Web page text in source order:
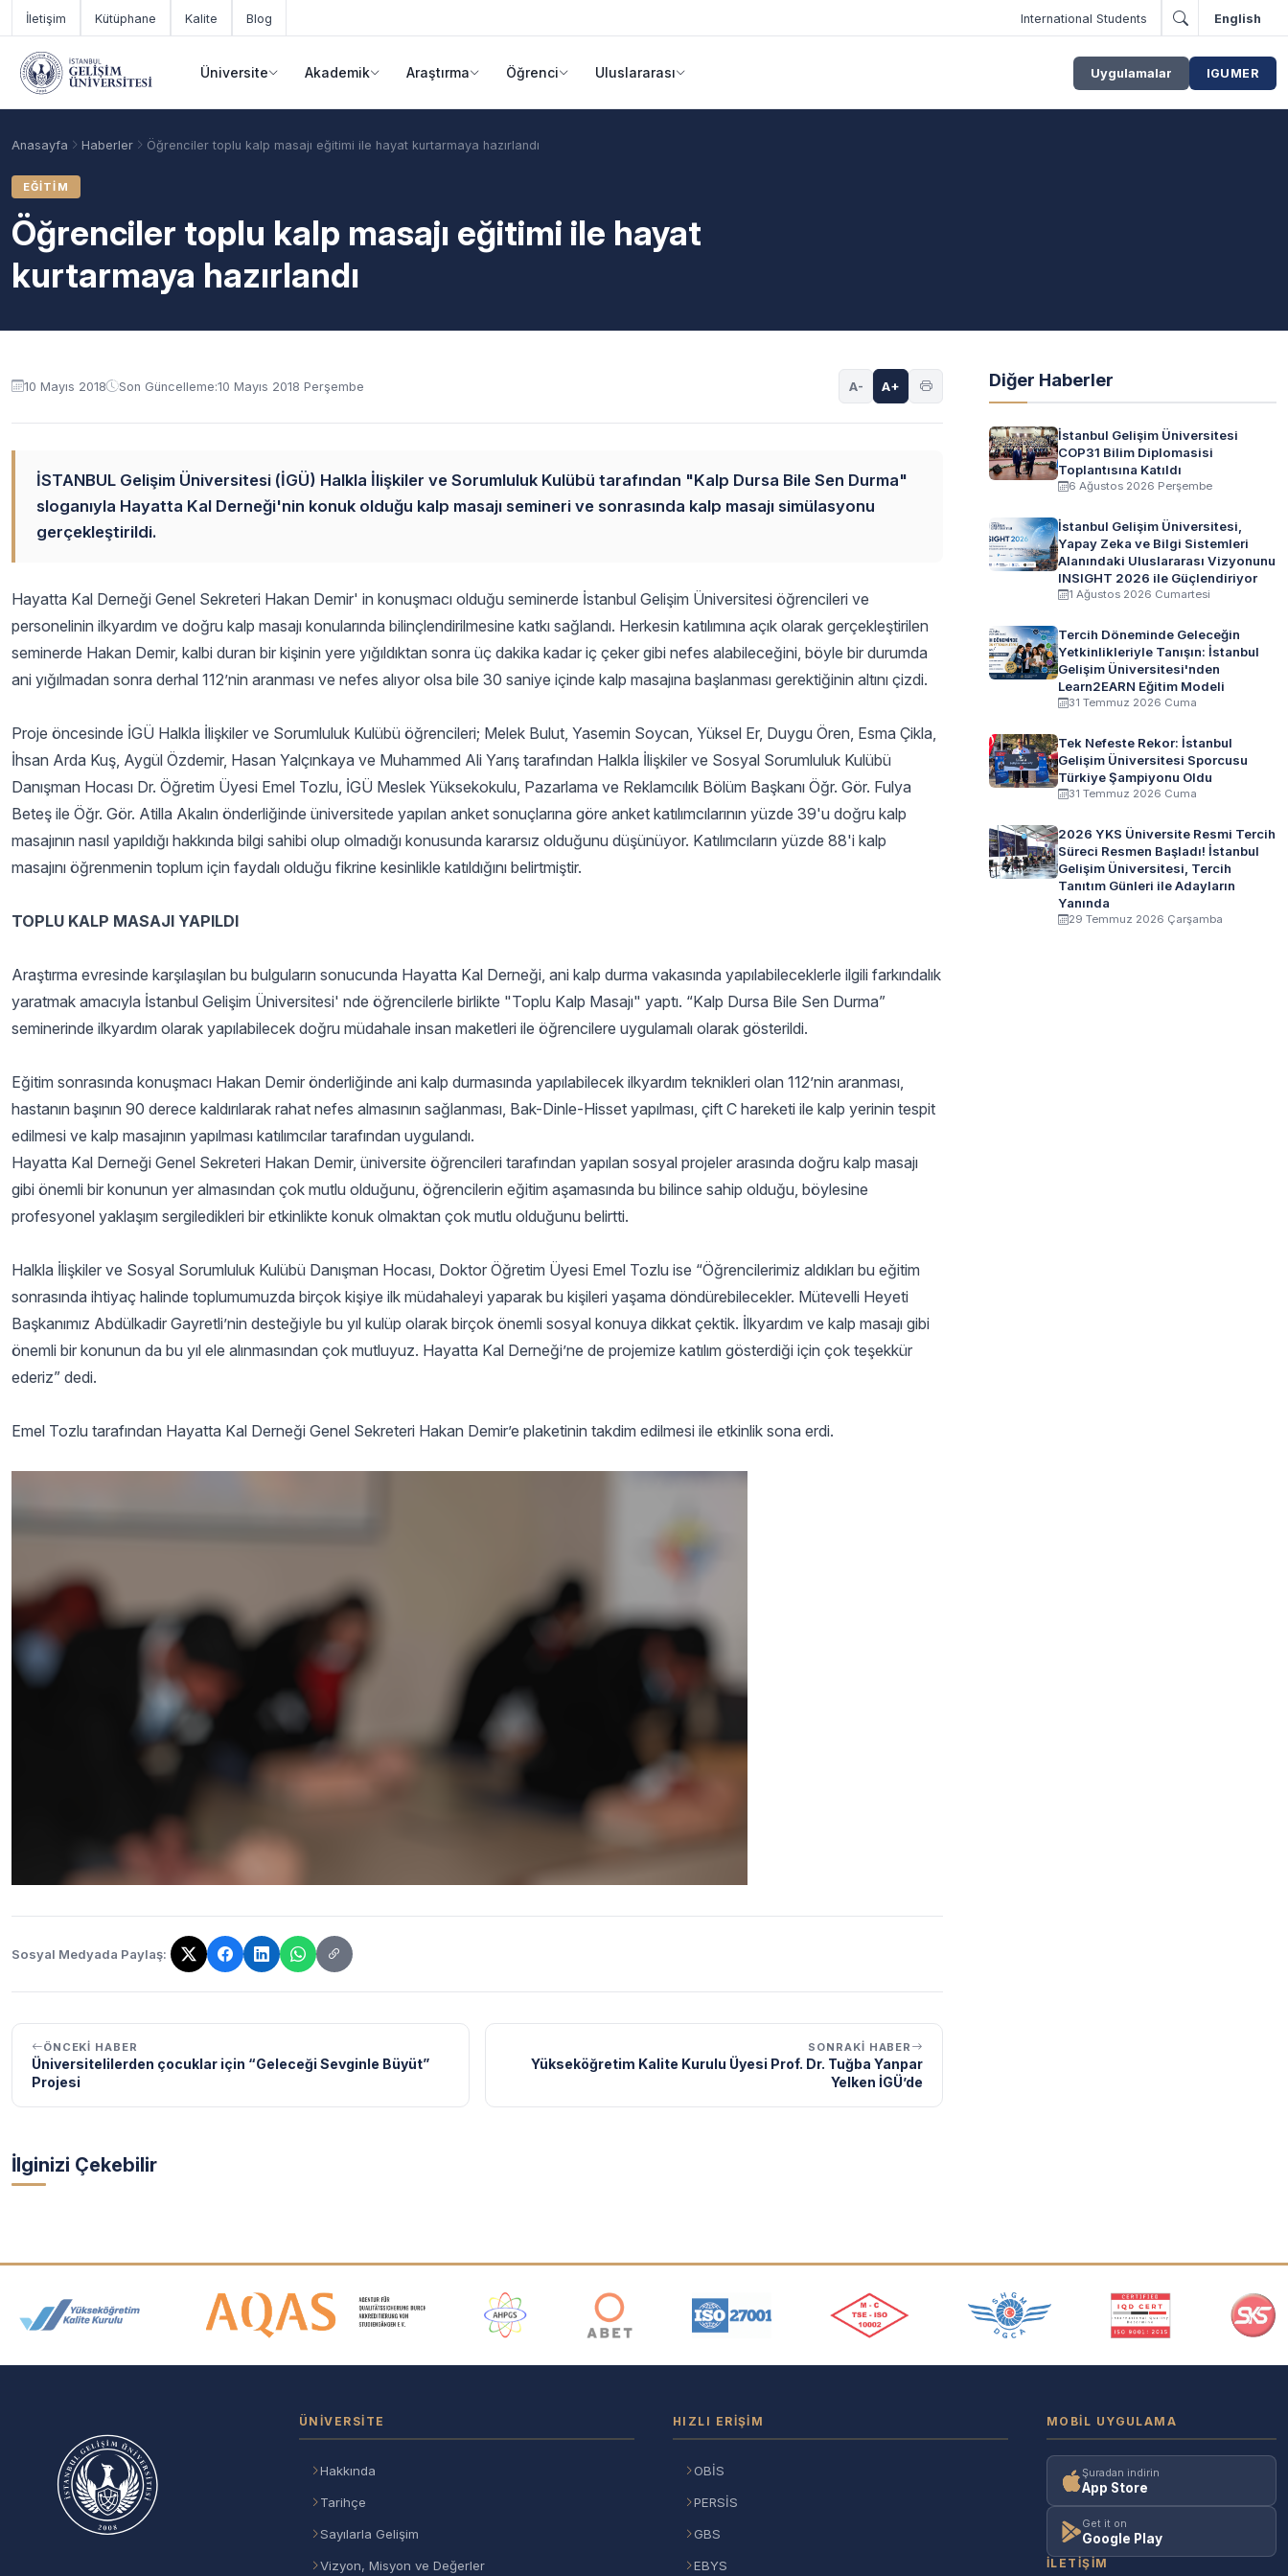
Ana içeriğe geç
İletişim Kütüphane Kalite Blog International Students English
Üniversite Akademik Araştırma Öğrenci Uluslararası Uygulamalar IGUMER
Anasayfa Haberler Öğrenciler toplu kalp masajı eğitimi ile hayat kurtarmaya hazırlandı
EĞITIM
Öğrenciler toplu kalp masajı eğitimi ile hayat
kurtarmaya hazırlandı
10 Mayıs 2018 Son Güncelleme:10 Mayıs 2018 Perşembe A- A+
İSTANBUL Gelişim Üniversitesi (İGÜ) Halkla İlişkiler ve Sorumluluk Kulübü tarafından "Kalp Dursa Bile Sen Durma"
sloganıyla Hayatta Kal Derneği'nin konuk olduğu kalp masajı semineri ve sonrasında kalp masajı simülasyonu
gerçekleştirildi.
Hayatta Kal Derneği Genel Sekreteri Hakan Demir' in konuşmacı olduğu seminerde İstanbul Gelişim Üniversitesi öğrencileri ve
personelinin ilkyardım ve doğru kalp masajı konularında bilinçlendirilmesine katkı sağlandı. Herkesin katılımına açık olarak gerçekleştirilen
seminerde Hakan Demir, kalbi duran bir kişinin yere yığıldıktan sonra üç dakika kadar iç çeker gibi nefes alabileceğini, böyle bir durumda
ani yığılmadan sonra derhal 112’nin aranması ve nefes alıyor olsa bile 30 saniye içinde kalp masajına başlanması gerektiğinin altını çizdi.
Proje öncesinde İGÜ Halkla İlişkiler ve Sorumluluk Kulübü öğrencileri; Melek Bulut, Yasemin Soycan, Yüksel Er, Duygu Ören, Esma Çikla,
İhsan Arda Kuş, Aygül Özdemir, Hasan Yalçınkaya ve Muhammed Ali Yarış tarafından Halkla İlişkiler ve Sosyal Sorumluluk Kulübü
Danışman Hocası Dr. Öğretim Üyesi Emel Tozlu, İGÜ Meslek Yüksekokulu, Pazarlama ve Reklamcılık Bölüm Başkanı Öğr. Gör. Fulya
Beteş ile Öğr. Gör. Atilla Akalın önderliğinde üniversitede yapılan anket sonuçlarına göre anket katılımcılarının yüzde 39'u doğru kalp
masajının nasıl yapıldığı hakkında bilgi sahibi olup olmadığı konusunda kararsız olduğunu düşünüyor. Katılımcıların yüzde 88'i kalp
masajını öğrenmenin toplum için faydalı olduğu fikrine kesinlikle katıldığını belirtmiştir.
TOPLU KALP MASAJI YAPILDI
Araştırma evresinde karşılaşılan bu bulguların sonucunda Hayatta Kal Derneği, ani kalp durma vakasında yapılabileceklerle ilgili farkındalık
yaratmak amacıyla İstanbul Gelişim Üniversitesi' nde öğrencilerle birlikte "Toplu Kalp Masajı" yaptı. “Kalp Dursa Bile Sen Durma”
seminerinde ilkyardım olarak yapılabilecek doğru müdahale insan maketleri ile öğrencilere uygulamalı olarak gösterildi.
Eğitim sonrasında konuşmacı Hakan Demir önderliğinde ani kalp durmasında yapılabilecek ilkyardım teknikleri olan 112’nin aranması,
hastanın başının 90 derece kaldırılarak rahat nefes almasının sağlanması, Bak-Dinle-Hisset yapılması, çift C hareketi ile kalp yerinin tespit
edilmesi ve kalp masajının yapılması katılımcılar tarafından uygulandı.
Hayatta Kal Derneği Genel Sekreteri Hakan Demir, üniversite öğrencileri tarafından yapılan sosyal projeler arasında doğru kalp masajı
gibi önemli bir konunun yer almasından çok mutlu olduğunu, öğrencilerin eğitim aşamasında bu bilince sahip olduğu, böylesine
profesyonel yaklaşım sergiledikleri bir etkinlikte konuk olmaktan çok mutlu olduğunu belirtti.
Halkla İlişkiler ve Sosyal Sorumluluk Kulübü Danışman Hocası, Doktor Öğretim Üyesi Emel Tozlu ise “Öğrencilerimiz aldıkları bu eğitim
sonrasında ihtiyaç halinde toplumumuzda birçok kişiye ilk müdahaleyi yaparak bu kişileri yaşama döndürebilecekler. Mütevelli Heyeti
Başkanımız Abdülkadir Gayretli’nin desteğiyle bu yıl kulüp olarak birçok önemli sosyal konuya dikkat çektik. İlkyardım ve kalp masajı gibi
önemli bir konunun da bu yıl ele alınmasından çok mutluyuz. Hayatta Kal Derneği’ne de projemize katılım gösterdiği için çok teşekkür
ederiz” dedi.
Emel Tozlu tarafından Hayatta Kal Derneği Genel Sekreteri Hakan Demir’e plaketinin takdim edilmesi ile etkinlik sona erdi.
Sosyal Medyada Paylaş:
Bağlantı kopyalandı!
ÖNCEKI HABER
Üniversitelilerden çocuklar için “Geleceği Sevginle Büyüt”
Projesi
SONRAKI HABER
Yükseköğretim Kalite Kurulu Üyesi Prof. Dr. Tuğba Yanpar
Yelken İGÜ’de
İlginizi Çekebilir
Diğer Haberler
İstanbul Gelişim Üniversitesi
COP31 Bilim Diplomasisi
Toplantısına Katıldı
6 Ağustos 2026 Perşembe
İstanbul Gelişim Üniversitesi,
Yapay Zeka ve Bilgi Sistemleri
Alanındaki Uluslararası Vizyonunu
INSIGHT 2026 ile Güçlendiriyor
1 Ağustos 2026 Cumartesi
Tercih Döneminde Geleceğin
Yetkinlikleriyle Tanışın: İstanbul
Gelişim Üniversitesi'nden
Learn2EARN Eğitim Modeli
31 Temmuz 2026 Cuma
Tek Nefeste Rekor: İstanbul
Gelişim Üniversitesi Sporcusu
Türkiye Şampiyonu Oldu
31 Temmuz 2026 Cuma
2026 YKS Üniversite Resmi Tercih
Süreci Resmen Başladı! İstanbul
Gelişim Üniversitesi, Tercih
Tanıtım Günleri ile Adayların
Yanında
29 Temmuz 2026 Çarşamba
Akreditasyon ve Üyelik Logoları
ÜNIVERSITE
Hakkında
Tarihçe
Sayılarla Gelişim
Vizyon, Misyon ve Değerler
HIZLI ERIŞIM
OBİS
PERSİS
GBS
EBYS
MOBIL UYGULAMA
Şuradan indirin
App Store
Get it on
Google Play
İLETIŞIM